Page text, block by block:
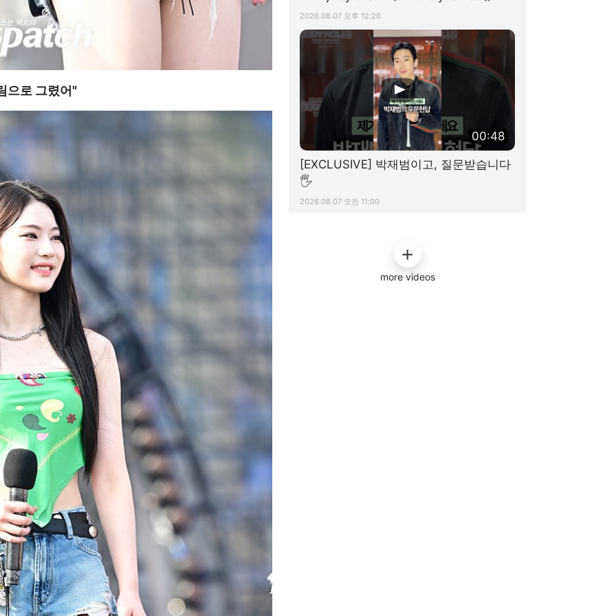
으로 그렸어"
[공항]
2026.08.07 오후 12:20
00:48
[EXCLUSIVE] 박재범이고, 질문받습니다
🖐
2026.08.07 오전 11:00
more videos